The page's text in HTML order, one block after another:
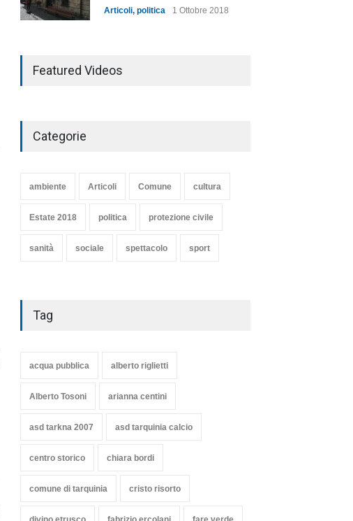
Articoli, politica 1 Ottobre 2018
Articoli cultura 8 Maggio 2020
Featured Videos
Categorie
ambiente Articoli Comune cultura
Estate 2018 politica protezione civile
sanità sociale spettacolo sport
Tag
acqua pubblica alberto riglietti
Alberto Tosoni arianna centini
asd tarkna 2007 asd tarquinia calcio
centro storico chiara bordi
comune di tarquinia cristo risorto